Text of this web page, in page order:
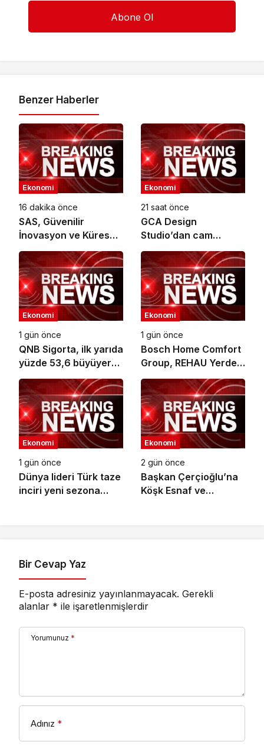
Benzer Haberler
Ekonomi
16 dakika önce
SAS, Güvenilir
İnovasyon ve Küresel
Etkiyle Dolu 50 Yılı
Geride Bırakıyor
Ekonomi
21 saat önce
GCA Design
Studio’dan cam
ambalaj tasarımında
bütüncül yaklaşım
Ekonomi
1 gün önce
QNB Sigorta, ilk yarıda
yüzde 53,6 büyüyerek
10,66 milyar TL prim
üretimine ulaştı
Ekonomi
1 gün önce
Bosch Home Comfort
Group, REHAU Yerden
Isıtma Sistemleri’nin
Türkiye’deki tek yetkili
distribütörü oldu
Ekonomi
1 gün önce
Dünya lideri Türk taze
inciri yeni sezona
Ekonomi
2 gün önce
Başkan Çerçioğlu’na
Köşk Esnaf ve
Bir Cevap Yaz
E-posta adresiniz yayınlanmayacak. Gerekli
alanlar * ile işaretlenmişlerdir
Yorumunuz *
Adınız *